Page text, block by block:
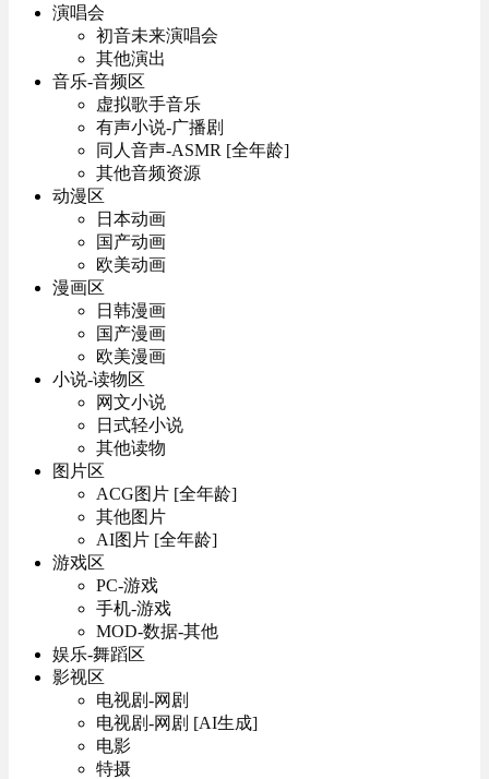
演唱会
初音未来演唱会
其他演出
音乐-音频区
虚拟歌手音乐
有声小说-广播剧
同人音声-ASMR [全年龄]
其他音频资源
动漫区
日本动画
国产动画
欧美动画
漫画区
日韩漫画
国产漫画
欧美漫画
小说-读物区
网文小说
日式轻小说
其他读物
图片区
ACG图片 [全年龄]
其他图片
AI图片 [全年龄]
游戏区
PC-游戏
手机-游戏
MOD-数据-其他
娱乐-舞蹈区
影视区
电视剧-网剧
电视剧-网剧 [AI生成]
电影
特摄